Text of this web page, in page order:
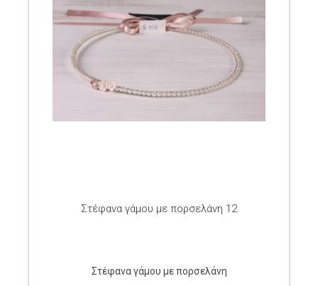
Στέφανα γάμου με πορσελάνη 12
Στέφανα γάμου με πορσελάνη